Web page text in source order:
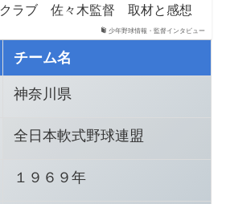
少年野球情報・監督インタビュー
クラブ 佐々木監督 取材と感想
チーム名
神奈川県
全日本軟式野球連盟
１９６９年